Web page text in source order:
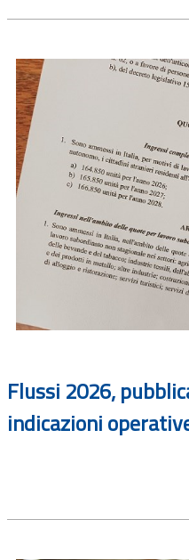
Flussi 2026,
indicazioni